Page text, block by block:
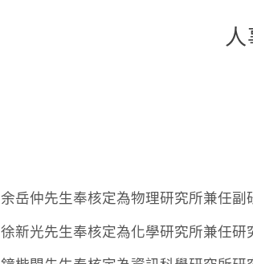
人
余岳仲先生奉核定為物理研究所兼任
徐新光先生奉核定為化學研究所兼任